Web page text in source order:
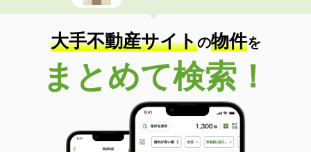
大手不動産サイトの物件を
まとめて検索！